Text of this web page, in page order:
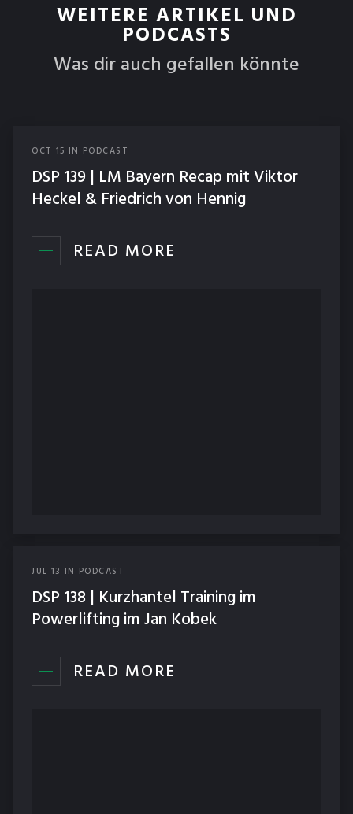
WEITERE ARTIKEL UND
PODCASTS
Was dir auch gefallen könnte
OCT 15 IN PODCAST
DSP 139 | LM Bayern Recap mit Viktor
Heckel & Friedrich von Hennig
READ MORE
JUL 13 IN PODCAST
DSP 138 | Kurzhantel Training im
Powerlifting im Jan Kobek
READ MORE